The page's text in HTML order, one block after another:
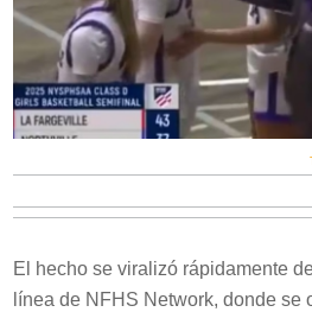
El hecho se viralizó rápidamente
línea de NFHS Network, donde se